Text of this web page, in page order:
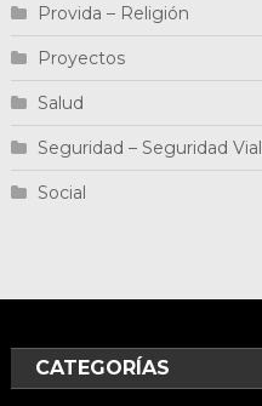
Provida – Religión
Proyectos
Salud
Seguridad – Seguridad Vial
Social
CATEGORÍAS